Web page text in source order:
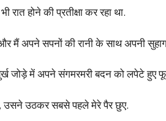
होने की प्रतीक्षा कर रहा था.
मैं अपने सपनों की रानी के साथ अपनी
जोड़े में अपने संगमरमरी बदन को लपेटे हुए
उसने उठकर सबसे पहले मेरे पैर छुए.